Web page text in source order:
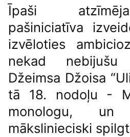
Īpaši
pašiniciatīva
izvēloties
nekad
Džeimsa Džoisa
tā 18. nodoļu -
monologu,
mākslinieciski